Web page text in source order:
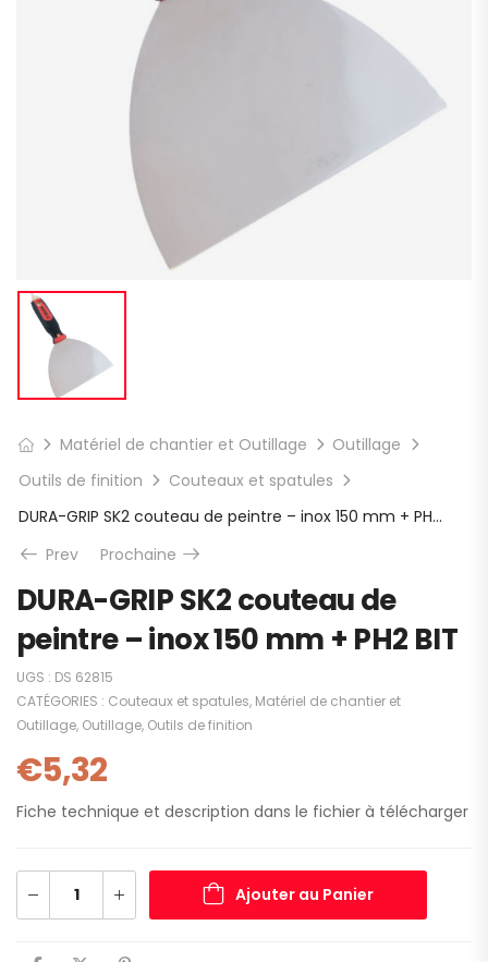
Matériel de chantier et Outillage
Outillage
Outils de finition
Couteaux et spatules
DURA-GRIP SK2 couteau de peintre – inox 150 mm + PH2 BIT
Prev
Prochaine
DURA-GRIP SK2 couteau de
peintre – inox 150 mm + PH2 BIT
UGS : DS 62815
CATÉGORIES : Couteaux et spatules, Matériel de chantier et
Outillage, Outillage, Outils de finition
€5,32
Fiche technique et description dans le fichier à télécharger
Ajouter au Panier